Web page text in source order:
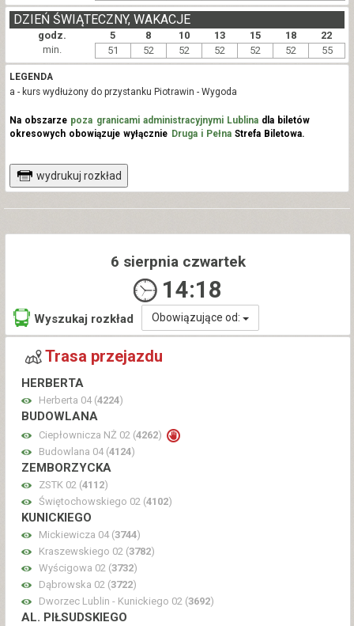
godz. 5 8 10 13 15 18 22
DZIEŃ ŚWIĄTECZNY, WAKACJE
min. 51 52 52 52 52 52 55
LEGENDA
a - kurs wydłużony do przystanku Piotrawin - Wygoda
Na obszarze poza granicami administracyjnymi Lublinadla biletów
okresowych obowiązuje wyłącznie Druga i PełnaStrefa Biletowa.
wydrukuj rozkład
6 sierpnia czwartek
14:18
Wyszukaj rozkład Obowiązujące od:
Trasa przejazdu
HERBERTA
Herberta 04 (4224)
BUDOWLANA
Ciepłownicza NŻ 02 (4262)
Budowlana 04 (4124)
ZEMBORZYCKA
ZSTK 02 (4112)
Świętochowskiego 02 (4102)
KUNICKIEGO
Mickiewicza 04 (3744)
Kraszewskiego 02 (3782)
Wyścigowa 02 (3732)
Dąbrowska 02 (3722)
Dworzec Lublin - Kunickiego 02 (3692)
AL. PIŁSUDSKIEGO